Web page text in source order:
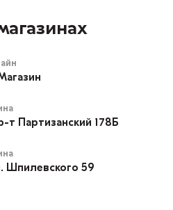
т Партизанский 178Б
Шпилевского 59